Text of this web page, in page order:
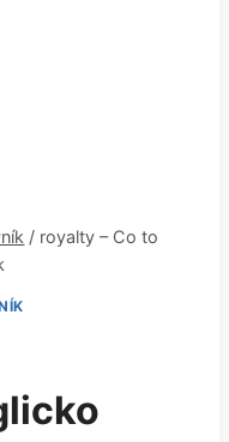
/ royalty – Co to